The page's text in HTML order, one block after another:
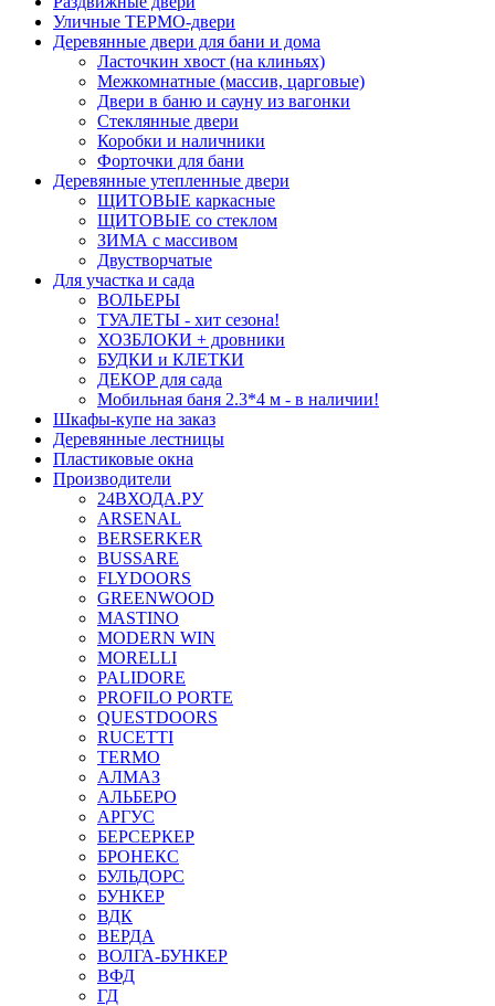
Уличные ТЕРМО-двери
Деревянные двери для бани и дома
Ласточкин хвост (на клиньях)
Межкомнатные (массив, царговые)
Двери в баню и сауну из вагонки
Стеклянные двери
Коробки и наличники
Форточки для бани
Деревянные утепленные двери
ЩИТОВЫЕ каркасные
ЩИТОВЫЕ со стеклом
ЗИМА с массивом
Двустворчатые
Для участка и сада
ВОЛЬЕРЫ
ТУАЛЕТЫ - хит сезона!
ХОЗБЛОКИ + дровники
БУДКИ и КЛЕТКИ
ДЕКОР для сада
Мобильная баня 2.3*4 м - в наличии!
Шкафы-купе на заказ
Деревянные лестницы
Пластиковые окна
Производители
24ВХОДА.РУ
ARSENAL
BERSERKER
BUSSARE
FLYDOORS
GREENWOOD
MASTINO
MODERN WIN
MORELLI
PALIDORE
PROFILO PORTE
QUESTDOORS
RUCETTI
TERMO
АЛМАЗ
АЛЬБЕРО
АРГУС
БЕРСЕРКЕР
БРОНЕКС
БУЛЬДОРС
БУНКЕР
ВДК
ВЕРДА
ВОЛГА-БУНКЕР
ВФД
ГД